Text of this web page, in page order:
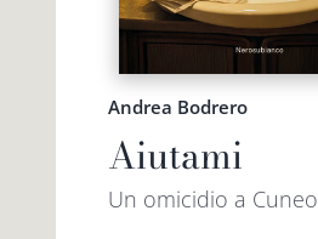
Andrea Bodrero
Aiutami
Un omicidio a Cuneo